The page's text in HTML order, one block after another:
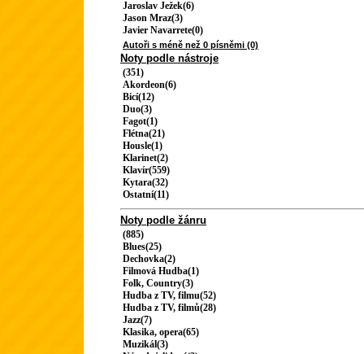
Jaroslav Ježek(6)
Jason Mraz(3)
Javier Navarrete(0)
Autoři s méně než 0 písněmi (0)
Noty podle nástroje
(351)
Akordeon(6)
Bicí(12)
Duo(3)
Fagot(1)
Flétna(21)
Housle(1)
Klarinet(2)
Klavír(559)
Kytara(32)
Ostatní(11)
Noty podle žánru
(885)
Blues(25)
Dechovka(2)
Filmová Hudba(1)
Folk, Country(3)
Hudba z TV, filmu(52)
Hudba z TV, filmů(28)
Jazz(7)
Klasika, opera(65)
Muzikál(3)